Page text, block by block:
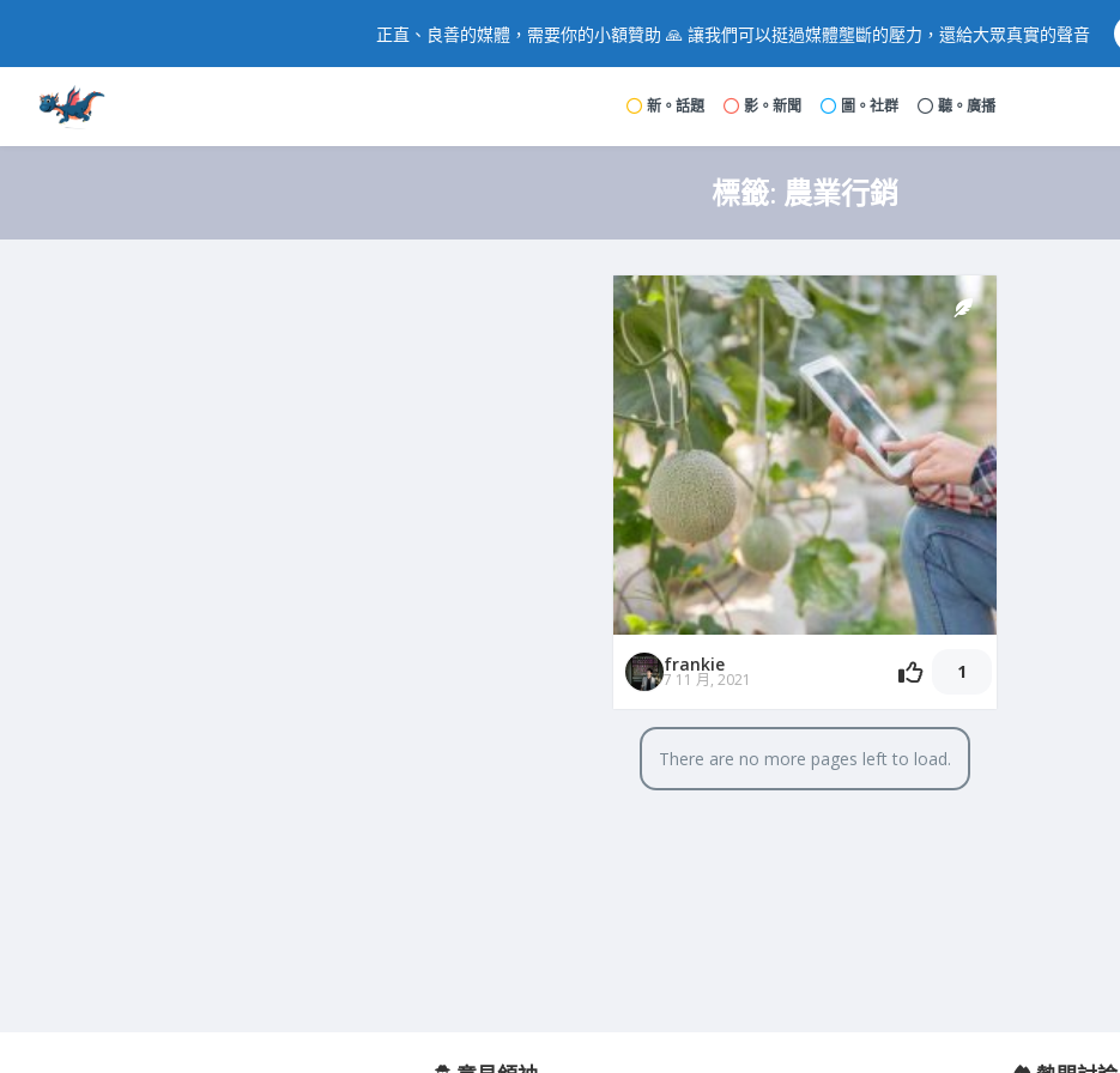
正直、良善的媒體，需要你的小額贊助 🙏 讓我們可以挺過媒體壟斷的壓力，還給大眾真實的聲音
新。話題 影。新聞 圖。社群 聽。廣播
標籤: 農業行銷
frankie
7 11 月, 2021 1
There are no more pages left to load.